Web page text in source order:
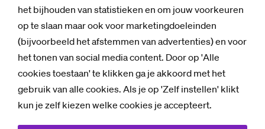
het bijhouden van statistieken en om jouw voorkeuren
op te slaan maar ook voor marketingdoeleinden
(bijvoorbeeld het afstemmen van advertenties) en voor
het tonen van social media content. Door op 'Alle
cookies toestaan' te klikken ga je akkoord met het
gebruik van alle cookies. Als je op 'Zelf instellen' klikt
kun je zelf kiezen welke cookies je accepteert.